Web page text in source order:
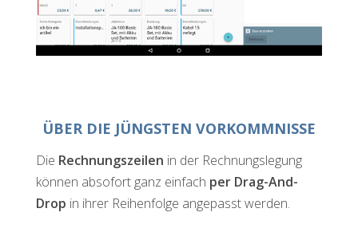
ÜBER DIE JÜNGSTEN VORKOMMNISSE
Die Rechnungszeilen in der Rechnungslegung
können absofort ganz einfach per Drag-And-
Drop in ihrer Reihenfolge angepasst werden.